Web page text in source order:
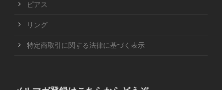
ピアス
リング
特定商取引に関する法律に基づく表示